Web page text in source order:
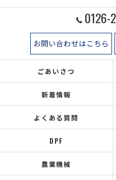
0126-
お問い合わせはこちら
ごあいさつ
新着情報
よくある質問
DPF
農業機械